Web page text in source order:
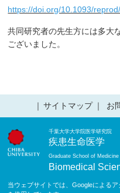
https://doi.org/10.1093/
共同研究者の先生方には多大
ございました。
サイトマップ お
千葉大学大学院医学研究院
疾患生命医学
Graduate School of Medicine
Biomedical
当ウェブサイトでは、Googleによる